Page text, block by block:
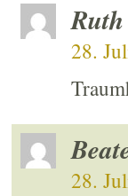
Ruth
28.
28.